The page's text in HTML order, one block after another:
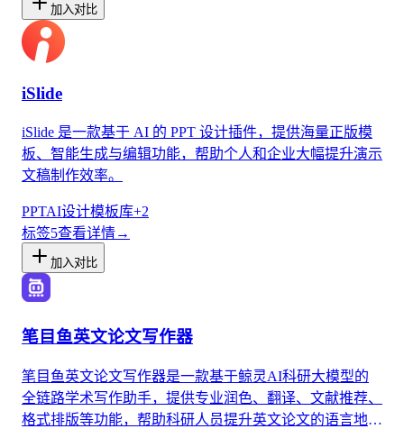
加入对比
iSlide
iSlide 是一款基于 AI 的 PPT 设计插件，提供海量正版模
板、智能生成与编辑功能，帮助个人和企业大幅提升演示
文稿制作效率。
PPTAI设计模板库+2
标签5查看详情→
加入对比
笔目鱼英文论文写作器
笔目鱼英文论文写作器是一款基于鲸灵AI科研大模型的
全链路学术写作助手，提供专业润色、翻译、文献推荐、
格式排版等功能，帮助科研人员提升英文论文的语言地道